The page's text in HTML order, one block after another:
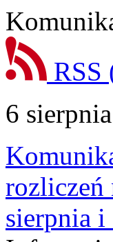
RSS
6
rozliczeń
sierpnia i